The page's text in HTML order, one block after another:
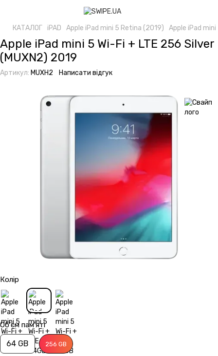
КАТАЛОГ iPAD Apple iPad mini 5 Retina (2019) Apple iPad mini
Apple iPad mini 5 Wi-Fi + LTE 256 Silver
(MUXN2) 2019
Артикул: MUXH2 Написати відгук
Колір
Об'єм пам'яті
64 GB 256 GB